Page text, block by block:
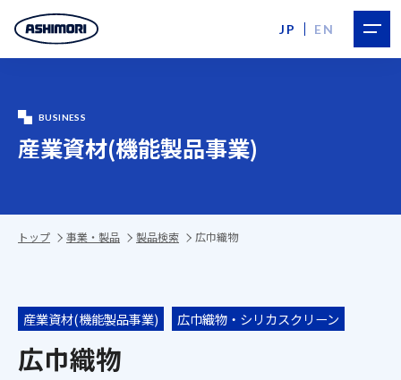
JP EN
BUSINESS
産業資材(機能製品事業)
トップ 事業・製品 製品検索 広巾織物
産業資材(機能製品事業) 広巾織物・シリカスクリーン
広巾織物